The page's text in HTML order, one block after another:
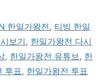
한일가왕전 , 티빙 한일
보기 , 한일가왕전 다시
, 한일가왕전 유튜브 , 한
투표 , 한일가왕전 투표